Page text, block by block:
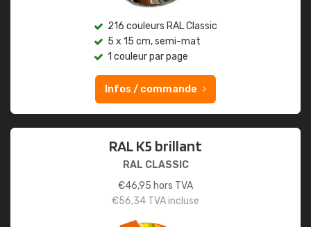
216 couleurs RAL Classic
5 x 15 cm, semi-mat
1 couleur par page
Infos / commande
RAL K5 brillant
RAL CLASSIC
€46,95 hors TVA
€56,34 TVA incluse